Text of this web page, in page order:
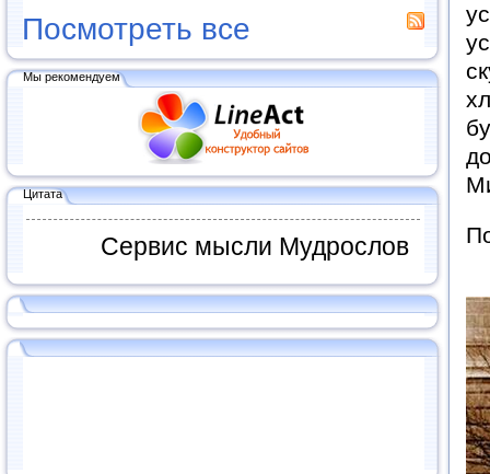
Посмотреть все
Мы рекомендуем
Цитата
Сервис мысли Мудрослов